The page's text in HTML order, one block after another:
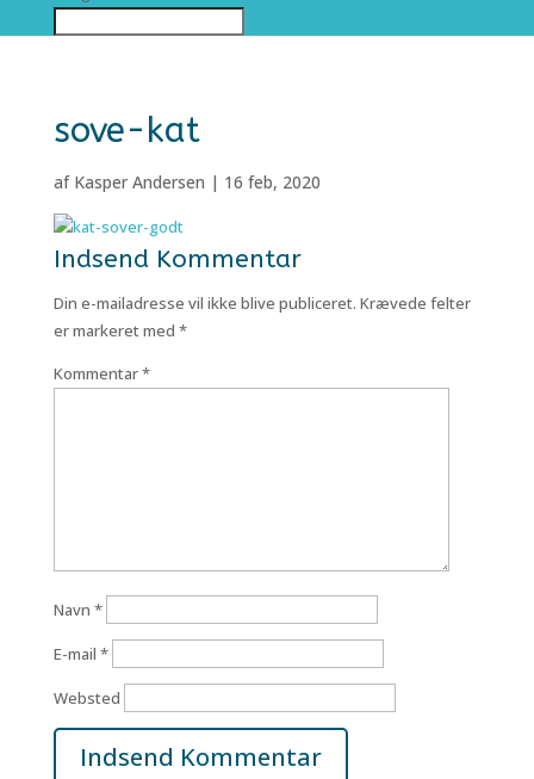
sove-kat
af Kasper Andersen | 16 feb, 2020
Indsend Kommentar
Din e-mailadresse vil ikke blive publiceret. Krævede felter
er markeret med *
Kommentar*
Navn *
E-mail *
Websted